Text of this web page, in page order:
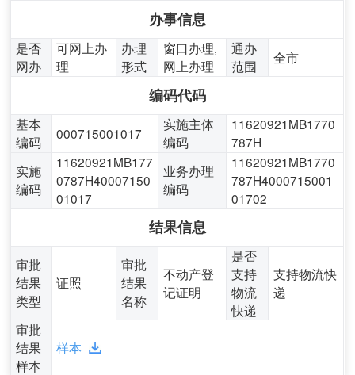
办事信息
是否
网办
可网上办
理
办理
形式
窗口办理,
网上办理
通办
范围
全市
编码代码
基本
编码
000715001017
实施主体
编码
11620921MB1770
787H
实施
编码
11620921MB177
0787H40007150
01017
业务办理
编码
11620921MB1770
787H4000715001
01702
结果信息
审批
结果
类型
证照
审批
结果
名称
不动产登
记证明
是否
支持
物流
快递
支持物流快
递
审批
结果
样本
样本